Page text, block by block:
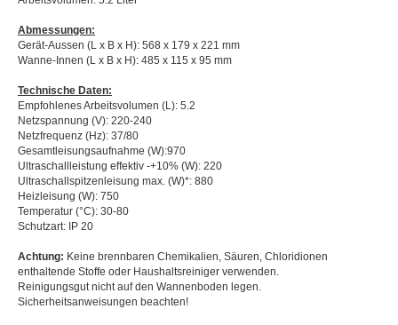
Abmessungen:
Gerät-Aussen (L x B x H): 568 x 179 x 221 mm
Wanne-Innen (L x B x H): 485 x 115 x 95 mm
Technische Daten:
Empfohlenes Arbeitsvolumen (L): 5.2
Netzspannung (V): 220-240
Netzfrequenz (Hz): 37/80
Gesamtleisungsaufnahme (W):970
Ultraschallleistung effektiv -+10% (W): 220
Ultraschallspitzenleisung max. (W)*: 880
Heizleisung (W): 750
Temperatur (°C): 30-80
Schutzart: IP 20
Achtung: Keine brennbaren Chemikalien, Säuren, Chloridionen
enthaltende Stoffe oder Haushaltsreiniger verwenden.
Reinigungsgut nicht auf den Wannenboden legen.
Sicherheitsanweisungen beachten!